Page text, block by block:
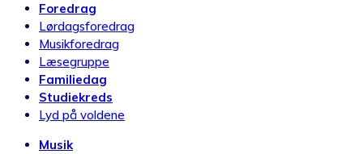
Foredrag
Lørdagsforedrag
Musikforedrag
Læsegruppe
Familiedag
Studiekreds
Lyd på voldene
Musik